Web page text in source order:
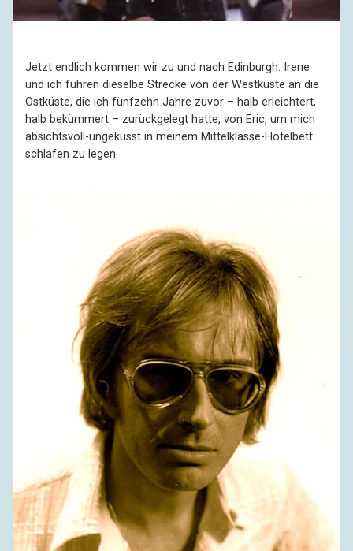
Jetzt endlich kommen wir zu und nach Edinburgh. Irene
und ich fuhren dieselbe Strecke von der Westküste an die
Ostküste, die ich fünfzehn Jahre zuvor – halb erleichtert,
halb bekümmert – zurückgelegt hatte, von Eric, um mich
absichtsvoll-ungeküsst in meinem Mittelklasse-Hotelbett
schlafen zu legen.